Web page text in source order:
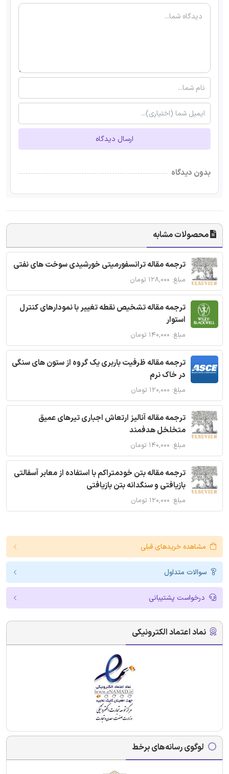
ارسال دیدگاه
بدون دیدگاه
محصولات مشابه
ترجمه مقاله ترانسفورمیتی خورشیدی سوخت های نفتی
مبلغ: ۱۲۸,۰۰۰ تومان
ترجمه مقاله تشخیص نقطه تغییر با نمودارهای کنترل
استوار
مبلغ: ۱۴۰,۰۰۰ تومان
ترجمه مقاله ظرفیت باربری یک گروه از ستون های سنگی
در خاک نرم
مبلغ: ۱۲۰,۰۰۰ تومان
ترجمه مقاله آنالیز ارتعاش اجباری تیرهای عمیق
متخلخل هدفمند
مبلغ: ۱۴۰,۰۰۰ تومان
ترجمه مقاله بتن خودمتراکم با استفاده از معابر آسفالتی
بازیافتی و سنگدانه بتن بازیافتی
مبلغ: ۱۲۰,۰۰۰ تومان
مشاهده خریدهای قبلی
سوالات متداول
درخواست پشتیبانی
نماد اعتماد الکترونیکی
لوگوی رسانه‌های برخط